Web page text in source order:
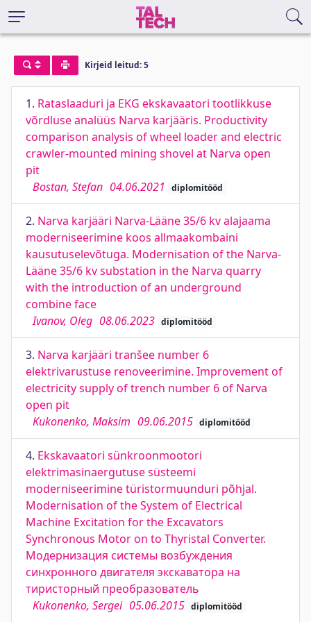
Kirjeid leitud: 5
1. Rataslaaduri ja EKG ekskavaatori tootlikkuse
võrdluse analüüs Narva karjääris. Productivity
comparison analysis of wheel loader and electric
crawler-mounted mining shovel at Narva open
pit
Bostan, Stefan 04.06.2021 diplomitööd
2. Narva karjääri Narva-Lääne 35/6 kv alajaama
moderniseerimine koos allmaakombaini
kausutuselevõtuga. Modernisation of the Narva-
Lääne 35/6 kv substation in the Narva quarry
with the introduction of an underground
combine face
Ivanov, Oleg 08.06.2023 diplomitööd
3. Narva karjääri tranšee number 6
elektrivarustuse renoveerimine. Improvement of
electricity supply of trench number 6 of Narva
open pit
Kukonenko, Maksim 09.06.2015 diplomitööd
4. Ekskavaatori sünkroonmootori
elektrimasinaergutuse süsteemi
moderniseerimine türistormuunduri põhjal.
Modernisation of the System of Electrical
Machine Excitation for the Excavators
Synchronous Motor on to Thyristal Converter.
Модернизация системы возбуждения
синхронного двигателя экскаватора на
тиристорный преобразователь
Kukonenko, Sergei 05.06.2015 diplomitööd